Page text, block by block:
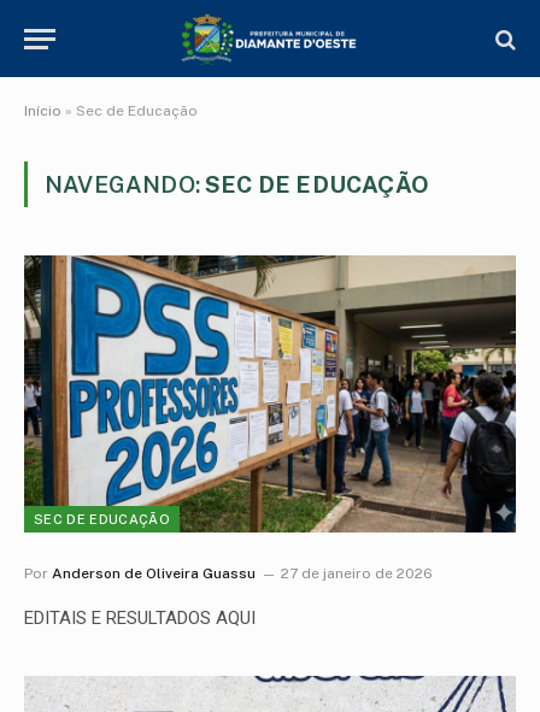
Início » Sec de Educação
NAVEGANDO:SEC DE EDUCAÇÃO
SEC DE EDUCAÇÃO
Por Anderson de Oliveira Guassu 27 de janeiro de 2026
EDITAIS E RESULTADOS AQUI